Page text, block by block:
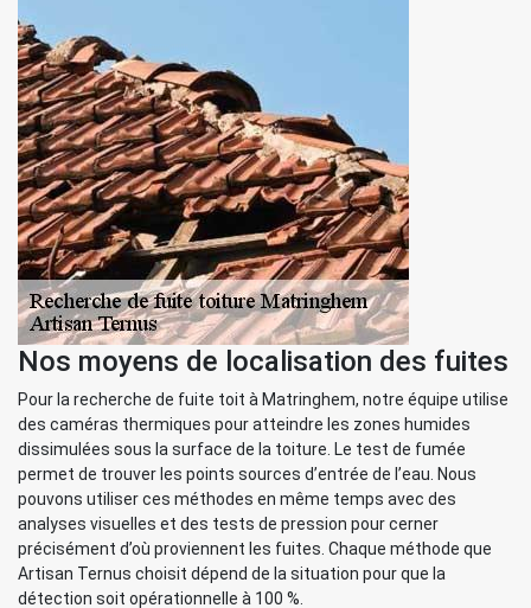
Nos moyens de localisation des fuites
Pour la recherche de fuite toit à Matringhem, notre équipe utilise
des caméras thermiques pour atteindre les zones humides
dissimulées sous la surface de la toiture. Le test de fumée
permet de trouver les points sources d’entrée de l’eau. Nous
pouvons utiliser ces méthodes en même temps avec des
analyses visuelles et des tests de pression pour cerner
précisément d’où proviennent les fuites. Chaque méthode que
Artisan Ternus choisit dépend de la situation pour que la
détection soit opérationnelle à 100 %.